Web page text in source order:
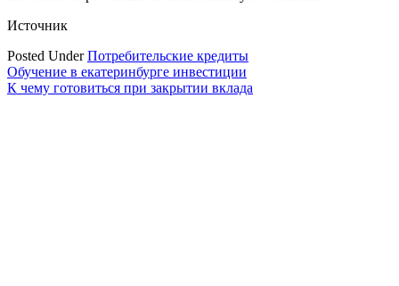
Источник
Posted UnderПотребительские кредиты
Навигация
по
Обучение в екатеринбурге инвестиции
К чему готовиться при закрытии вклада